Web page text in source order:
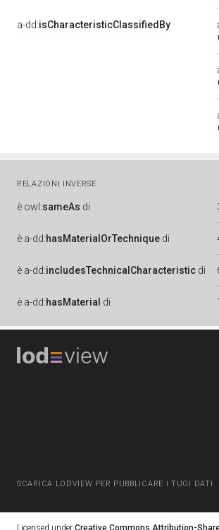
a-dd:isCharacteristicClassifiedBy
RELAZIONI INVERSE
è owl:sameAs di
è a-dd:hasMaterialOrTechnique di
è a-dd:includesTechnicalCharacteristic di
è a-dd:hasMaterial di
SCARICA LODVIEW PER PUBBLICARE I TUOI DATI
Licensed under Creative Commons Attribution-